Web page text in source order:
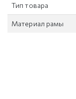
Тип товара
Материал рамы